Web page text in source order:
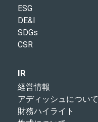
ESG
DE&I
SDGs
CSR
IR
経営情報
アディッシュについて
財務ハイライト